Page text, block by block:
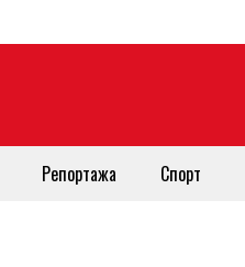
Репортажа Спорт